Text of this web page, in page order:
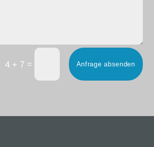
4 + 7= Anfrage absenden